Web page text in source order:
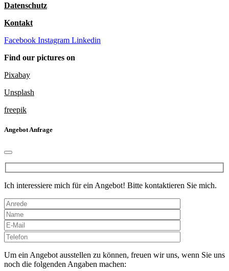
Datenschutz
Kontakt
Facebook Instagram Linkedin
Find our pictures on
Pixabay
Unsplash
freepik
Angebot Anfrage
Ich interessiere mich für ein Angebot! Bitte kontaktieren Sie mich.
Bitte
lasse
dieses
Feld
Um ein Angebot ausstellen zu können, freuen wir uns, wenn Sie uns
noch die folgenden Angaben machen: